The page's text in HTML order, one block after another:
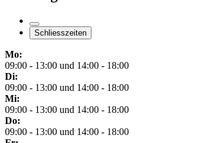
Schliesszeiten
Mo:
09:00 - 13:00 und 14:00 - 18:00
Di:
09:00 - 13:00 und 14:00 - 18:00
Mi:
09:00 - 13:00 und 14:00 - 18:00
Do:
09:00 - 13:00 und 14:00 - 18:00